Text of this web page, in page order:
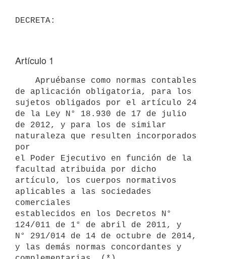
Artículo 1
de aplicación obligatoria, para los
sujetos obligados por el artículo 24
de la Ley N° 18.930 de 17 de julio
de 2012, y para los de similar
naturaleza que resulten incorporados
por
el Poder Ejecutivo en función de la
facultad atribuida por dicho
artículo, los cuerpos normativos
aplicables a las sociedades
comerciales
establecidos en los Decretos N°
124/011 de 1° de abril de 2011, y
N° 291/014 de 14 de octubre de 2014,
y las demás normas concordantes y